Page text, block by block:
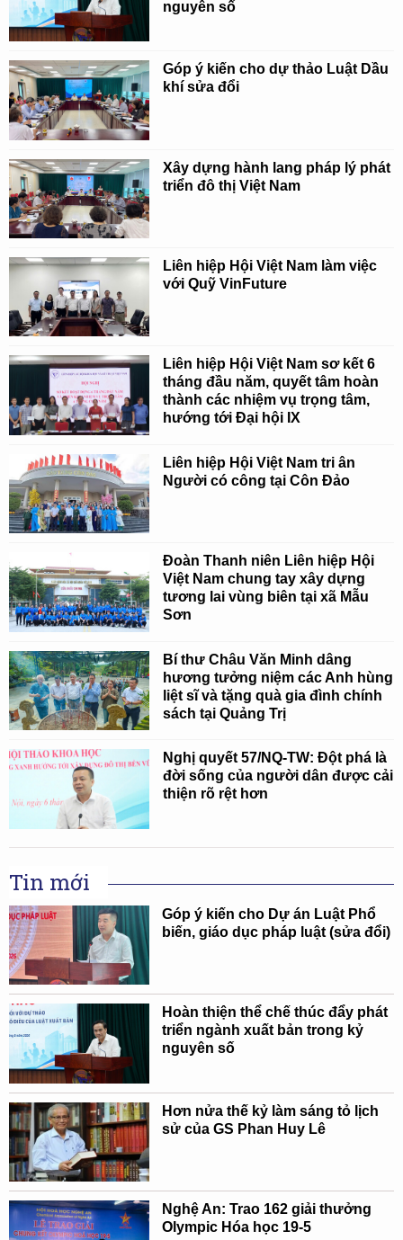
nguyên số
Góp ý kiến cho dự thảo Luật Dầu
khí sửa đổi
Xây dựng hành lang pháp lý phát
triển đô thị Việt Nam
Liên hiệp Hội Việt Nam làm việc
với Quỹ VinFuture
Liên hiệp Hội Việt Nam sơ kết 6
tháng đầu năm, quyết tâm hoàn
thành các nhiệm vụ trọng tâm,
hướng tới Đại hội IX
Liên hiệp Hội Việt Nam tri ân
Người có công tại Côn Đảo
Đoàn Thanh niên Liên hiệp Hội
Việt Nam chung tay xây dựng
tương lai vùng biên tại xã Mẫu
Sơn
Bí thư Châu Văn Minh dâng
hương tưởng niệm các Anh hùng
liệt sĩ và tặng quà gia đình chính
sách tại Quảng Trị
Nghị quyết 57/NQ-TW: Đột phá là
đời sống của người dân được cải
thiện rõ rệt hơn
Tin mới
Góp ý kiến cho Dự án Luật Phổ
biến, giáo dục pháp luật (sửa đổi)
Hoàn thiện thể chế thúc đẩy phát
triển ngành xuất bản trong kỷ
nguyên số
Hơn nửa thế kỷ làm sáng tỏ lịch
sử của GS Phan Huy Lê
Nghệ An: Trao 162 giải thưởng
Olympic Hóa học 19-5